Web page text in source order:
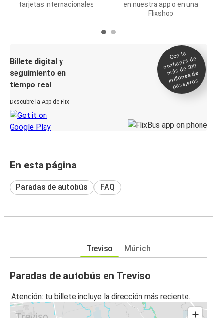
tarjetas internacionales
en nuestra app o en una
Flixshop
Billete digital y
seguimiento en
tiempo real
Descubre la App de Flix
Con la
confianza de
más de 500
millones de
pasajeros
En esta página
Paradas de autobús FAQ
Treviso Múnich
Paradas de autobús en Treviso
Atención: tu billete incluye la dirección más reciente.